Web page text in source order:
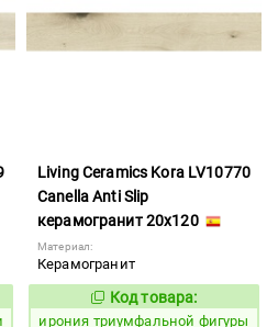
Living Ceramics Kora LV10770
Canella Anti Slip
керамогранит 20x120
Материал:
Керамогранит
1106865
Код товара:
ирония триумфальной фигуры